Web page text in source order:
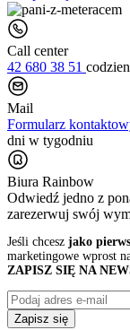
Call center
42 680 38 51
Mail
Formularz
dni w tygodniu
Biura Rainbow
Odwiedź jedno z
zarezerwuj swój
Jeśli chcesz jako
marketingowe wprost
ZAPISZ SIĘ NA
Zapisz się